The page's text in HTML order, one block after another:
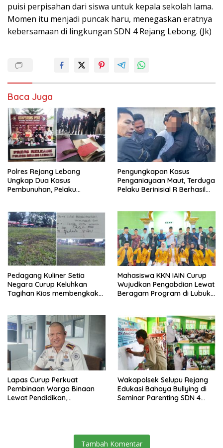
puisi perpisahan dari siswa untuk kepala sekolah lama.
Momen itu menjadi puncak haru, menegaskan eratnya
kebersamaan di lingkungan SDN 4 Rejang Lebong. (Jk)
Baca Juga
Polres Rejang Lebong
Ungkap Dua Kasus
Pembunuhan, Pelaku
Pengungkapan Kasus
Penganiayaan Maut, Terduga
Pelaku Berinisial R Berhasil
Pedagang Kuliner Setia
Negara Curup Keluhkan
Tagihan Kios membengkak
Mahasiswa KKN IAIN Curup
Wujudkan Pengabdian Lewat
Beragam Program di Lubuk
Lapas Curup Perkuat
Pembinaan Warga Binaan
Lewat Pendidikan,
Wakapolsek Selupu Rejang
Edukasi Bahaya Bullying di
Seminar Parenting SDN 4
Tambah Komentar